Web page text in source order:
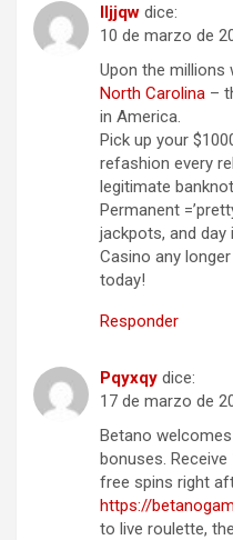
Iljjqw dice:
10 de marzo de
Upon the millions
North Carolina –
in America.
Pick up your
refashion every
legitimate
Permanent
jackpots, and day
Casino any
today!
Responder
Pqyxqy dice:
17 de marzo de
Betano
bonuses. Receive
free spins right
https://
to live roulette,